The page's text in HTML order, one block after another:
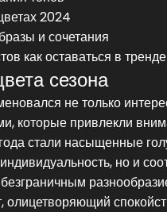
2024
и сочетания
как оставаться в тренде
сезона
не только
которые привлекли
стали насыщенные
но и
олицетворяющий